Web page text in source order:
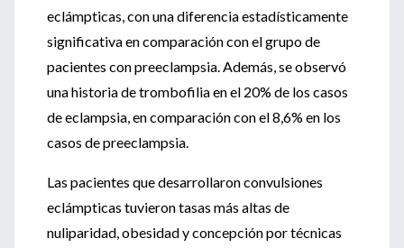
eclámpticas, con una diferencia estadísticamente
significativa en comparación con el grupo de
pacientes con preeclampsia. Además, se observó
una historia de trombofilia en el 20% de los casos
de eclampsia, en comparación con el 8,6% en los
casos de preeclampsia.
Las pacientes que desarrollaron convulsiones
eclámpticas tuvieron tasas más altas de
nuliparidad, obesidad y concepción por técnicas